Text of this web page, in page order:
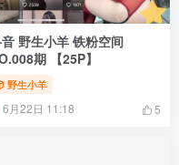
野生小羊 铁粉空间
期 【25P】
野生小羊
6月22日 11:18 5